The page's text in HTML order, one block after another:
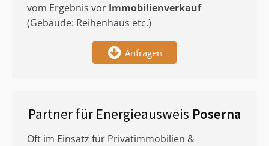
vom Ergebnis vor Immobilienverkauf
(Gebäude: Reihenhaus etc.)
Anfragen
Partner für Energieausweis Poserna
Oft im Einsatz für Privatimmobilien &